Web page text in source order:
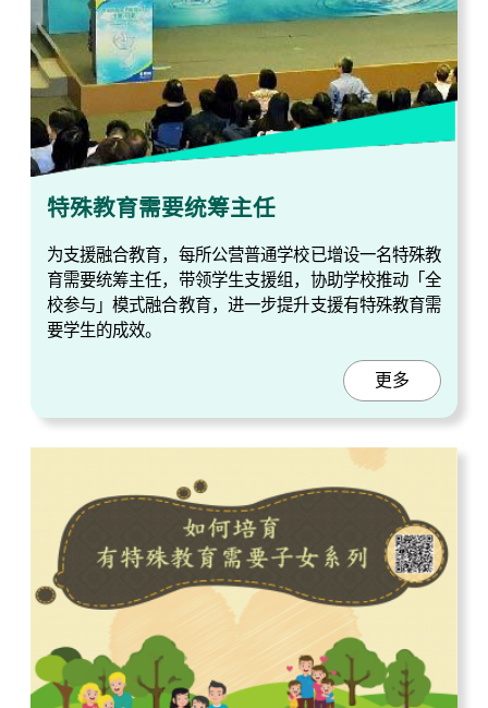
特殊教育需要统筹主任
为支援融合教育，每所公营普通学校已增设一名特殊教
育需要统筹主任，带领学生支援组，协助学校推动「全
校参与」模式融合教育，进一步提升支援有特殊教育需
要学生的成效。
更多